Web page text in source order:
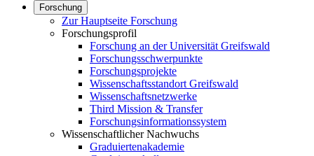
Forschung
Zur Hauptseite Forschung
Forschungsprofil
Forschung an der Universität Greifswald
Forschungsschwerpunkte
Forschungsprojekte
Wissenschaftsstandort Greifswald
Wissenschaftsnetzwerke
Third Mission & Transfer
Forschungsinformationssystem
Wissenschaftlicher Nachwuchs
Graduiertenakademie